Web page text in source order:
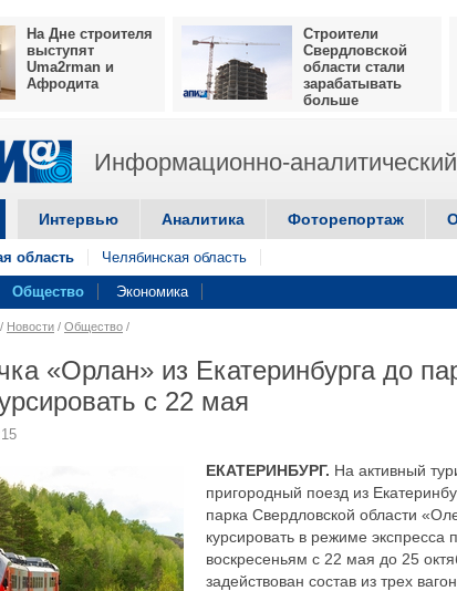
На Дне строителя
выступят
Uma2rman и
Афродита
Строители
Свердловской
области стали
зарабатывать
больше
Информационно-
Интервью Аналитика Фоторепортаж
область Челябинская область
Общество Экономика
/ Новости / Общество /
«Орлан» из Екатеринбурга до
с 22 мая
ЕКАТЕРИНБУРГ. На активный
пригородный поезд из
парка Свердловской области
курсировать в режиме экспресса
воскресеньям с 22 мая до 25
задействован состав из трех